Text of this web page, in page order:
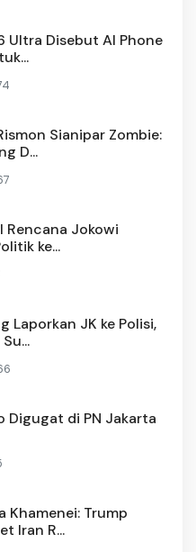
Ultra Disebut AI Phone
Sianipar Zombie:
D...
Rencana Jokowi
ke...
Laporkan JK ke Polisi,
Digugat di PN Jakarta
Khamenei: Trump
Iran R...